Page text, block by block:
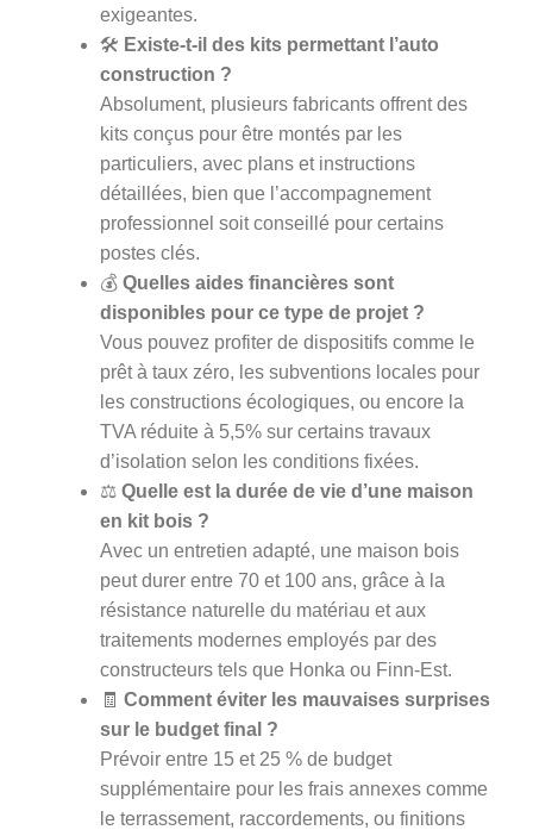
exigeantes.
🛠️ Existe-t-il des kits permettant l’auto
construction ?
Absolument, plusieurs fabricants offrent des
kits conçus pour être montés par les
particuliers, avec plans et instructions
détaillées, bien que l’accompagnement
professionnel soit conseillé pour certains
postes clés.
💰 Quelles aides financières sont
disponibles pour ce type de projet ?
Vous pouvez profiter de dispositifs comme le
prêt à taux zéro, les subventions locales pour
les constructions écologiques, ou encore la
TVA réduite à 5,5% sur certains travaux
d’isolation selon les conditions fixées.
⚖️ Quelle est la durée de vie d’une maison
en kit bois ?
Avec un entretien adapté, une maison bois
peut durer entre 70 et 100 ans, grâce à la
résistance naturelle du matériau et aux
traitements modernes employés par des
constructeurs tels que Honka ou Finn-Est.
🧾 Comment éviter les mauvaises surprises
sur le budget final ?
Prévoir entre 15 et 25 % de budget
supplémentaire pour les frais annexes comme
le terrassement, raccordements, ou finitions